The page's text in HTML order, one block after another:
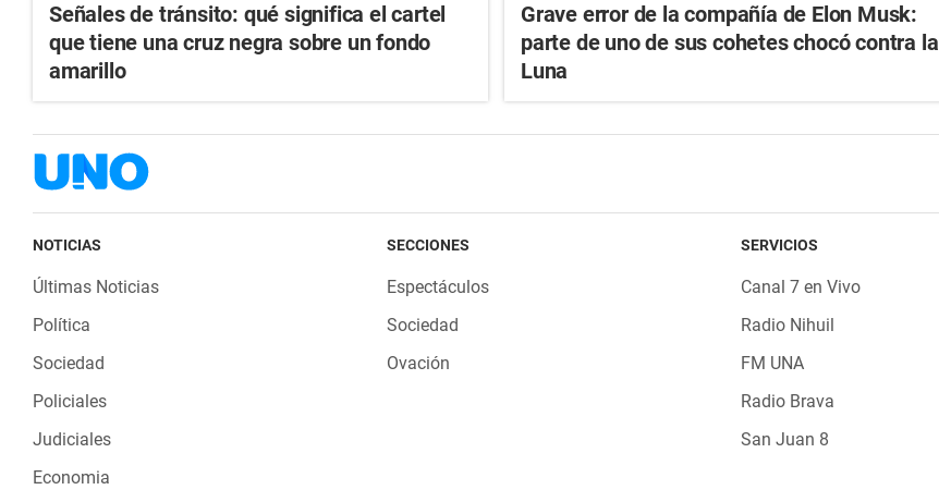
Señales de tránsito: qué significa el cartel
que tiene una cruz negra sobre un fondo
amarillo
Grave error de la compañía de Elon Musk:
parte de uno de sus cohetes chocó contra la
Luna
NOTICIAS
Últimas Noticias
Política
Sociedad
Policiales
Judiciales
Economia
SECCIONES
Espectáculos
Sociedad
Ovación
SERVICIOS
Canal 7 en Vivo
Radio Nihuil
FM UNA
Radio Brava
San Juan 8